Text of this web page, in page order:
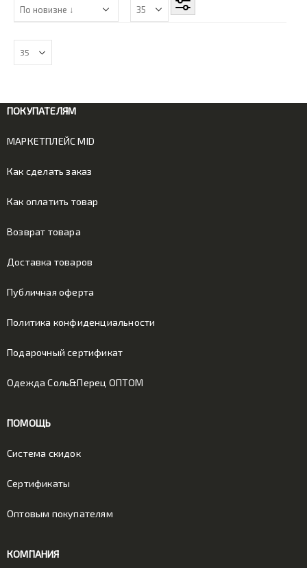
ПОКУПАТЕЛЯМ
МАРКЕТПЛЕЙС MID
Как сделать заказ
Как оплатить товар
Возврат товара
Доставка товаров
Публичная оферта
Политика конфиденциальности
Подарочный сертификат
Одежда Соль&Перец ОПТОМ
ПОМОЩЬ
Система скидок
Сертификаты
Оптовым покупателям
КОМПАНИЯ